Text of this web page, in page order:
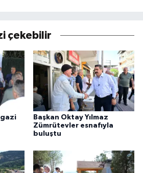
çekebilir
Başkan Oktay Yılmaz
Zümrütevler esnafıyla
buluştu